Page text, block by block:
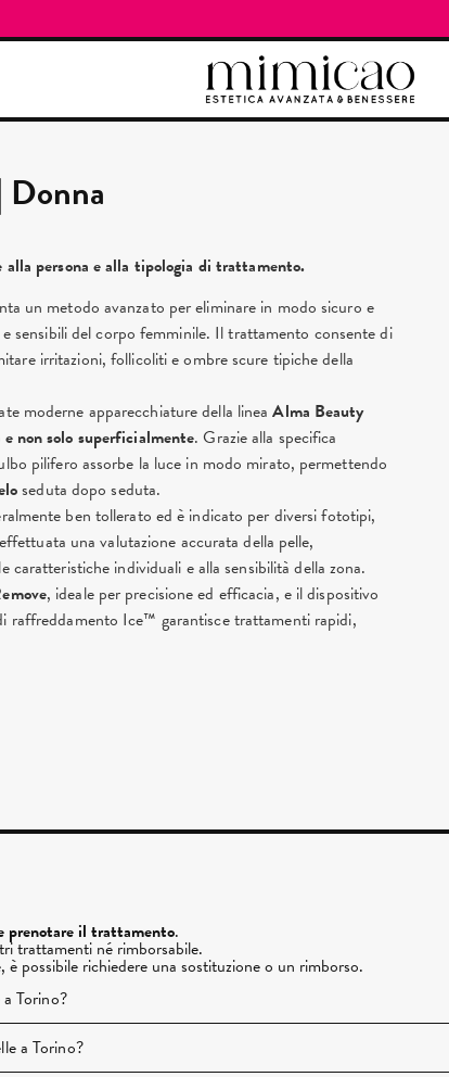
Donna
persona e alla tipologia di trattamento.
un metodo avanzato per eliminare in modo sicuro e
sensibili del corpo femminile. Il trattamento consente di
irritazioni, follicoliti e ombre scure tipiche della
moderne apparecchiature della lineaAlma Beauty
non solo superficialmente. Grazie alla specifica
pilifero assorbe la luce in modo mirato, permettendo
seduta dopo seduta.
ben tollerato ed è indicato per diversi fototipi,
una valutazione accurata della pelle,
caratteristiche individuali e alla sensibilità della zona.
, ideale per precisione ed efficacia, e il dispositivo
raffreddamento Ice™ garantisce trattamenti rapidi,
prenotare il trattamento.
trattamenti né rimborsabile.
possibile richiedere una sostituzione o un rimborso.
Torino?
a Torino?